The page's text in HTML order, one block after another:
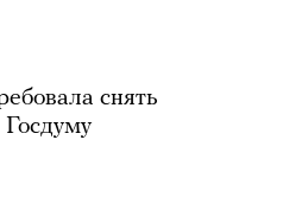
снять
Госдуму